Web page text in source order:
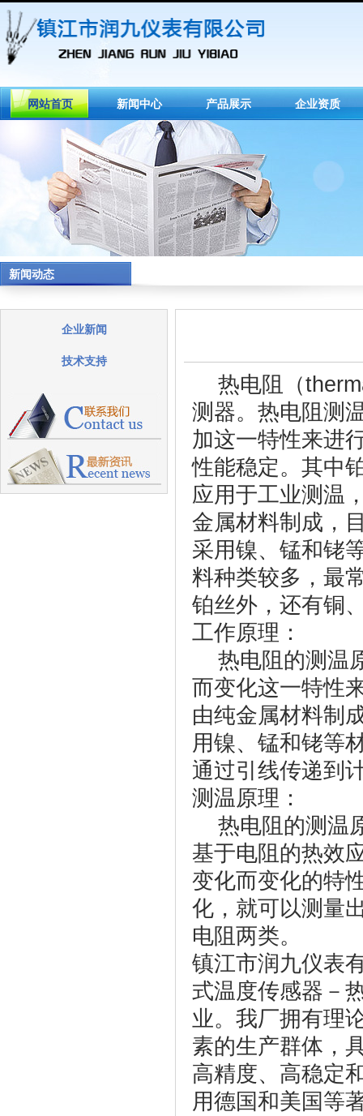
网站首页 新闻中心 产品展示 企业资质
新闻动态
企业新闻
技术支持
热电阻（
测器。热电阻测
加这一特性来进
性能稳定。其中
应用于工业测温
金属材料制成，
采用镍、锰和铑
料种类较多，最
铂丝外，还有铜
工作原理：
热电阻的测温
而变化这一特性
由纯金属材料制
用镍、锰和铑等
通过引线传递到
测温原理：
热电阻的测温
基于电阻的热效
变化而变化的特
化，就可以测量
电阻两类。
镇江市润九仪表
式温度传感器－
业。我厂拥有理
素的生产群体，
高精度、高稳定
用德国和美国等